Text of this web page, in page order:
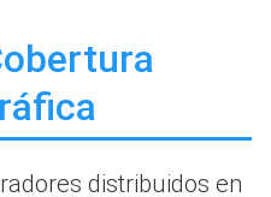
distribuidos en